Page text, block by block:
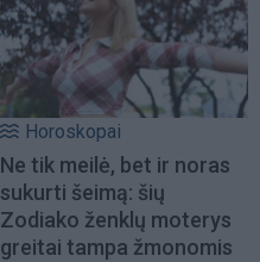
Horoskopai
Ne tik meilė, bet ir noras
sukurti šeimą: šių
Zodiako ženklų moterys
greitai tampa žmonomis